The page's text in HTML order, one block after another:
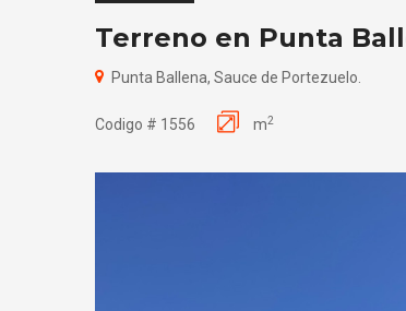
Terreno en Punta
Punta Ballena, Sauce de Portezuelo.
Codigo # 1556 m2